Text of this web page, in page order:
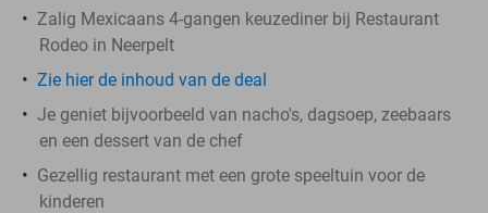
Zalig Mexicaans 4-gangen keuzediner bij Restaurant
Rodeo in Neerpelt
Zie hierde inhoud van de deal
Je geniet bijvoorbeeld van nacho's, dagsoep, zeebaars
en een dessert van de chef
Gezellig restaurant met een grote speeltuin voor de
kinderen